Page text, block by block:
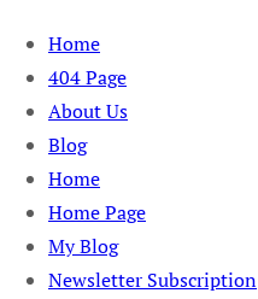
Skip
content
Home
404 Page
About Us
Blog
Home
Home Page
My Blog
Newsletter Subscription